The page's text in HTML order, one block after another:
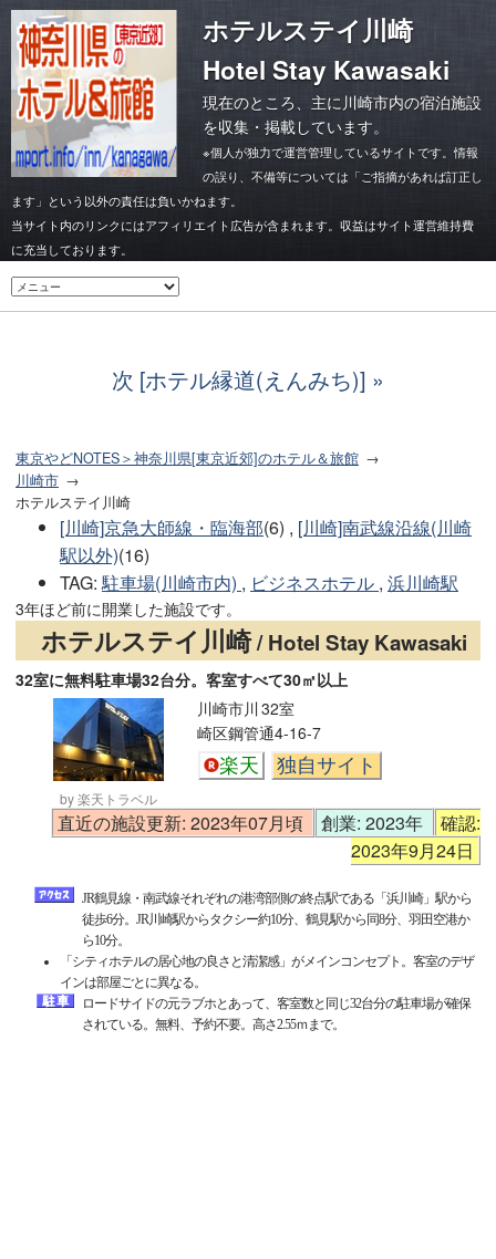
ホテルステイ川崎
Hotel Stay Kawasaki
現在のところ、主に川崎市内の宿泊施設
を収集・掲載しています。
※個人が独力で運営管理しているサイトです。情報
の誤り、不備等については「ご指摘があれば訂正し
ます」という以外の責任は負いかねます。
当サイト内のリンクにはアフィリエイト広告が含まれます。収益はサイト運営維持費
に充当しております。
次 [ホテル縁道(えんみち)]
東京やどNOTES＞神奈川県[東京近郊]のホテル＆旅館
川崎市
ホテルステイ川崎
[川崎]京急大師線・臨海部(6) , [川崎]南武線沿線(川崎
駅以外)(16)
TAG: 駐車場(川崎市内) , ビジネスホテル , 浜川崎駅
3年ほど前に開業した施設です。
ホテルステイ川崎/ Hotel Stay Kawasaki
32室に無料駐車場32台分。客室すべて30㎡以上
by 楽天トラベル
32室
川崎市川
崎区鋼管通4-16-7
楽天
独自サイト
直近の施設更新: 2023年07月頃 創業: 2023年
確認:
2023年9月24日
JR鶴見線・南武線それぞれの港湾部側の終点駅である「浜川崎」駅から
徒歩6分。JR川崎駅からタクシー約10分、鶴見駅から同8分、羽田空港か
ら10分。
「シティホテルの居心地の良さと清潔感」がメインコンセプト。客室のデザ
インは部屋ごとに異なる。
ロードサイドの元ラブホとあって、客室数と同じ32台分の駐車場が確保
されている。無料、予約不要。高さ2.55ｍまで。